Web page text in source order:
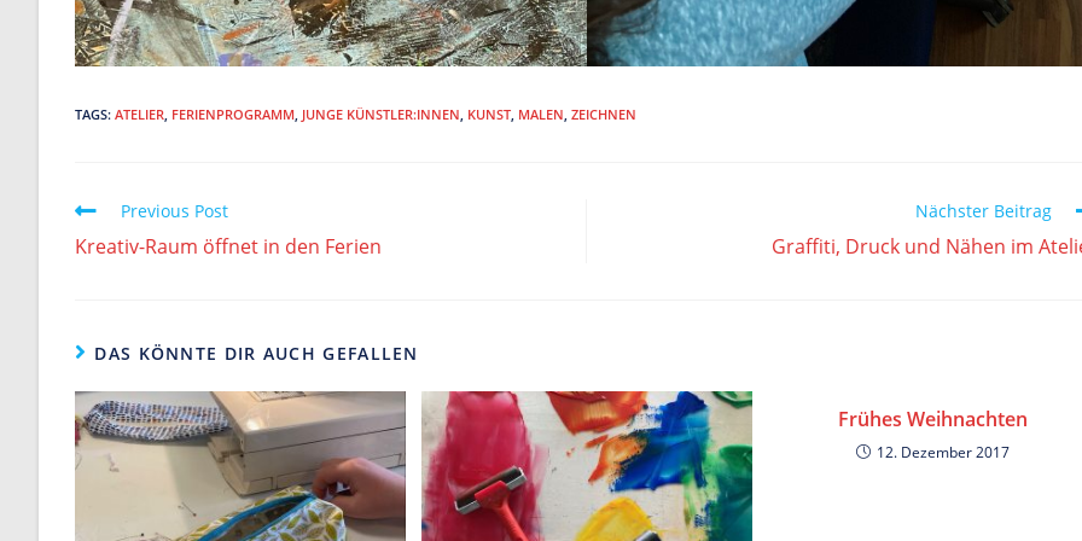
TAGS: ATELIER FERIENPROGRAMM JUNGE KÜNSTLER:INNEN KUNST MALEN ZEICHNEN
Read
articles
Previous Post
Kreativ-Raum öffnet in den Ferien
Nächster Beitrag
Graffiti, Druck und Nähen im
DAS KÖNNTE DIR AUCH GEFALLEN
Frühes Weihnachten
12. Dezember 2017